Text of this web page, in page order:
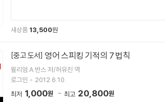
새상품 13,500원
[중고 도서] 영어 스피킹 기적의 7 법칙
윌리엄 A.반스 저/허유진 역
로그인
2012.6.10.
최저 1,000원 최고 20,800원